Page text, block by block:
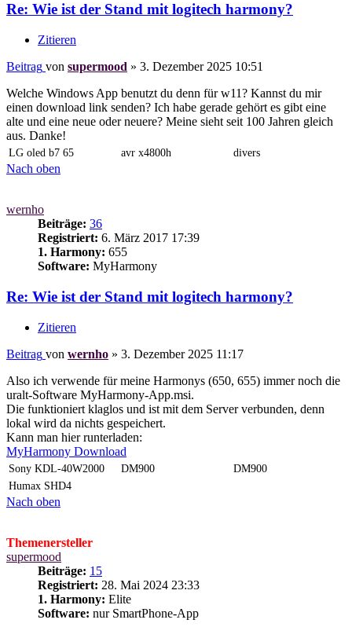
Re: Wie ist der Stand mit logitech harmony?
Zitieren
Beitrag von supermood » 3. Dezember 2025 10:51
Welche Windows App benutzt du denn für w11? Kannst du mir
einen download link senden? Ich habe gerade gehört es gibt eine
alte und eine neue oder neuere? Meine sieht seit 100 Jahren gleich
aus. Danke!
LG oled b7 65 avr x4800h divers
Nach oben
wernho
Beiträge: 36
Registriert: 6. März 2017 17:39
1. Harmony: 655
Software: MyHarmony
Re: Wie ist der Stand mit logitech harmony?
Zitieren
Beitrag von wernho » 3. Dezember 2025 11:17
Also ich verwende für meine Harmonys (650, 655) immer noch die
uralt-Software MyHarmony-App.msi.
Die funktioniert klaglos und ist mit dem Server verbunden, denn
lokal wird da nichts gespeichert.
Kann man hier runterladen:
MyHarmony Download
Sony KDL-40W2000 DM900
DM900
Humax SHD4
Nach oben
Themenersteller
supermood
Beiträge: 15
Registriert: 28. Mai 2024 23:33
1. Harmony: Elite
Software: nur SmartPhone-App